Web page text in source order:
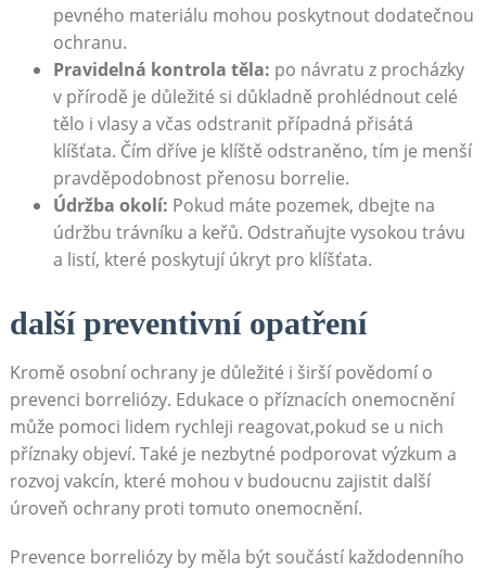
pevného materiálu mohou poskytnout dodatečnou
ochranu.
Pravidelná kontrola těla: po návratu z procházky
v přírodě je důležité si důkladně prohlédnout celé
tělo i vlasy a včas odstranit případná přisátá
klíšťata. Čím dříve je klíště odstraněno, tím je menší
pravděpodobnost přenosu borrelie.
Údržba okolí: Pokud máte pozemek, dbejte na
údržbu trávníku a keřů. Odstraňujte vysokou trávu
a listí, které poskytují úkryt pro klíšťata.
další preventivní opatření
Kromě osobní ochrany je důležité i širší povědomí o
prevenci borreliózy. Edukace o příznacích onemocnění
může pomoci lidem rychleji reagovat,pokud se u nich
příznaky objeví. Také je nezbytné podporovat výzkum a
rozvoj vakcín, které mohou v budoucnu zajistit další
úroveň ochrany proti tomuto onemocnění.
Prevence borreliózy by měla být součástí každodenního